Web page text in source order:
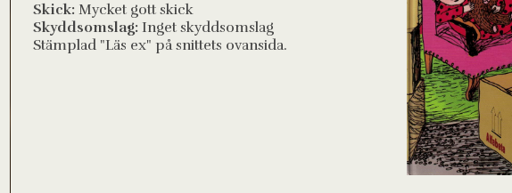
Skick: Mycket gott skick
Skyddsomslag: Inget skyddsomslag
Stämplad "Läs ex" på snittets ovansida.